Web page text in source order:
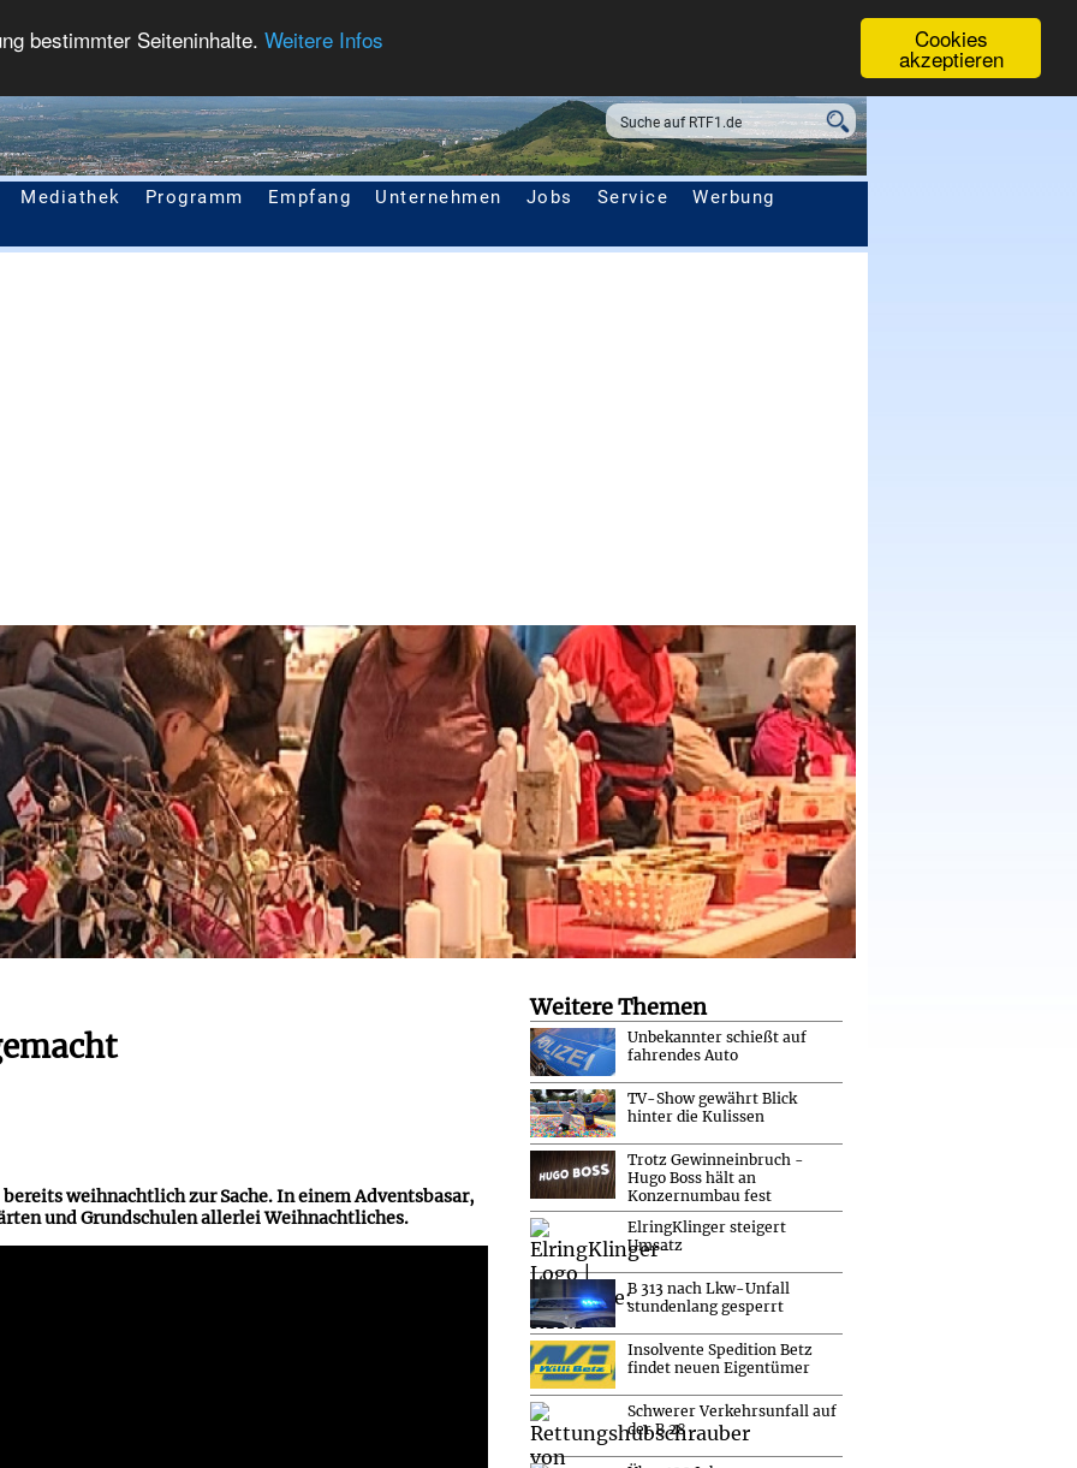
Cookies
akzeptieren
bestimmter Seiteninhalte. Weitere Infos
Mediathek Programm Empfang Unternehmen Jobs Service Werbung
weihnachtlich zur Sache. In einem Adventsbasar,
und Grundschulen allerlei Weihnachtliches.
Weitere Themen
Unbekannter schießt auf
fahrendes Auto
TV-Show gewährt Blick
hinter die Kulissen
Trotz Gewinneinbruch -
Hugo Boss hält an
Konzernumbau fest
ElringKlinger steigert
Umsatz
B 313 nach Lkw-Unfall
stundenlang gesperrt
Insolvente Spedition Betz
findet neuen Eigentümer
Schwerer Verkehrsunfall auf
der B 28